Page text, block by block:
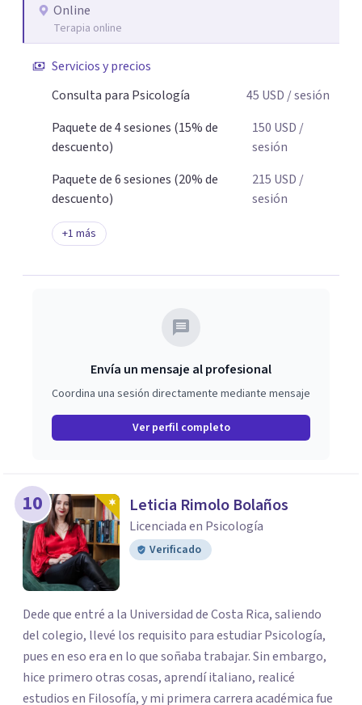
es la que ha presentado mayores evidencias epíricas en la
solución de estos cuadros con resultados muy buenos y
acompañarte. Si estás buscando un espacio de
acompañamiento profesional en español, escríbeme y
Online
Terapia online
Servicios y precios
Consulta para Psicología
45 USD / sesión
Paquete de 4 sesiones (15% de
descuento)
150 USD /
sesión
Paquete de 6 sesiones (20% de
descuento)
215 USD /
sesión
+1 más
Envía un mensaje al profesional
Coordina una sesión directamente mediante mensaje
Ver perfil completo
10 Leticia Rimolo Bolaños
Licenciada en Psicología
Verificado
Dede que entré a la Universidad de Costa Rica, saliendo
del colegio, llevé los requisito para estudiar Psicología,
pues en eso era en lo que soñaba trabajar. Sin embargo,
hice primero otras cosas, aprendí italiano, realicé
estudios en Filosofía, y mi primera carrera académica fue